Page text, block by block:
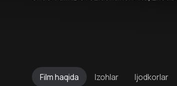
Filmhaqida Izohlar Ijodkorlar